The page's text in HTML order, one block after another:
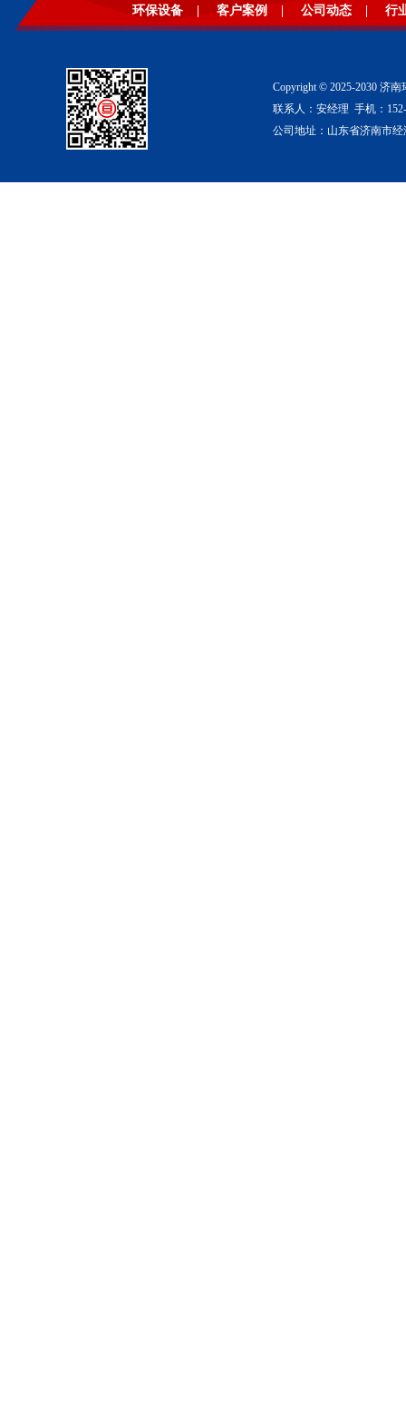
环保设备 | 客户案例 | 公司动态 | 行
Copyright © 2025-2030 济
联系人：安经理 手机：
公司地址：山东省济南市